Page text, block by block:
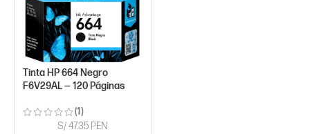
Tinta HP 664 Negro
F6V29AL — 120 Páginas
(1)
S/ 47.35 PEN